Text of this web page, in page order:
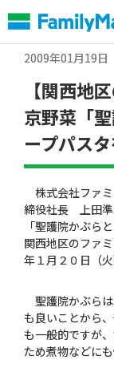
文
へ
2009年01月19日
【関西地
京野菜「
ープパスタ
株式会社ファ
締役社長 上田準
「聖護院かぶら
関西地区のファ
年１月２０日（
聖護院かぶら
も良いことから
も一般的ですが
ため煮物などに